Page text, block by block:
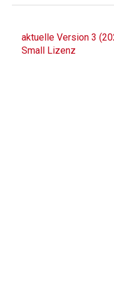
aktuelle Version 3
Small Lizenz